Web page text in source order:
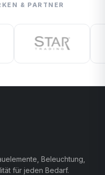
& PARTNER
Beleuchtung,
für jeden Bedarf.